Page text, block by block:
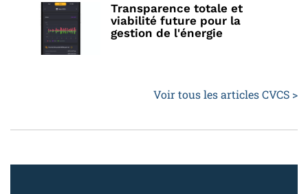
Transparence totale et
viabilité future pour la
gestion de l'énergie
Voir tous les articles CVCS >